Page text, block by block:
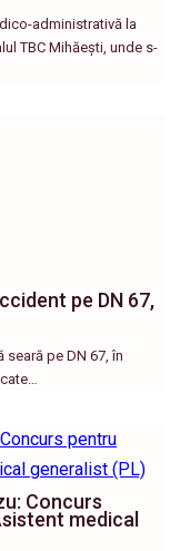
administrativă la
TBC Mihăești, unde s-
pe DN 67,
pe DN 67, în
Concurs
medical